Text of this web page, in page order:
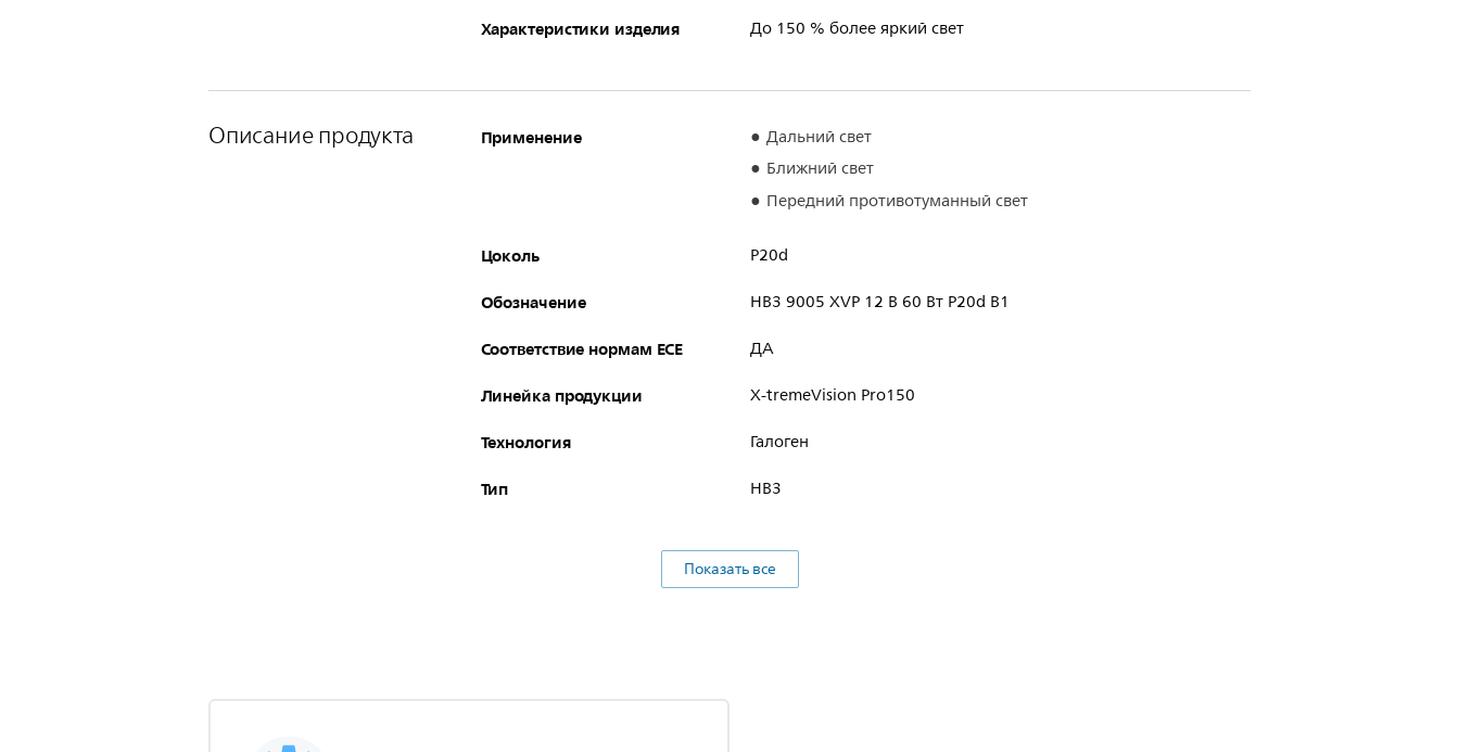
Характеристики изделия До 150 % более яркий свет
Описание продукта Применение
Дальний свет
Ближний свет
Передний противотуманный свет
Цоколь P20d
Обозначение HB3 9005 XVP 12 В 60 Вт P20d B1
Соответствие нормам ECE ДА
Линейка продукции X-tremeVision Pro150
Технология Галоген
Тип HB3
Показать все